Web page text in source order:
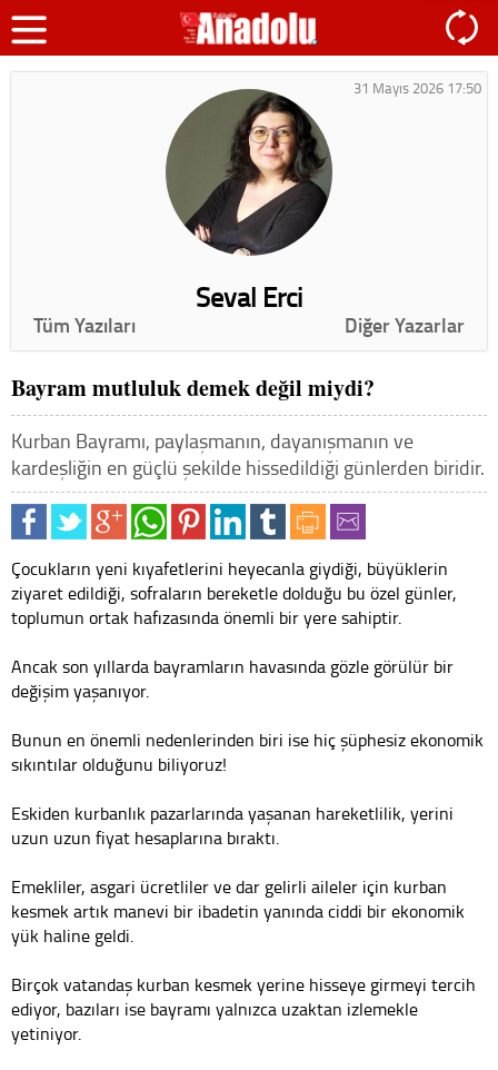
31 Mayıs 2026 17:50
Seval Erci
Tüm Yazıları Diğer Yazarlar
Bayram mutluluk demek değil miydi?
Kurban Bayramı, paylaşmanın, dayanışmanın ve
kardeşliğin en güçlü şekilde hissedildiği günlerden biridir.
Çocukların yeni kıyafetlerini heyecanla giydiği, büyüklerin
ziyaret edildiği, sofraların bereketle dolduğu bu özel günler,
toplumun ortak hafızasında önemli bir yere sahiptir.
Ancak son yıllarda bayramların havasında gözle görülür bir
değişim yaşanıyor.
Bunun en önemli nedenlerinden biri ise hiç şüphesiz ekonomik
sıkıntılar olduğunu biliyoruz!
Eskiden kurbanlık pazarlarında yaşanan hareketlilik, yerini
uzun uzun fiyat hesaplarına bıraktı.
Emekliler, asgari ücretliler ve dar gelirli aileler için kurban
kesmek artık manevi bir ibadetin yanında ciddi bir ekonomik
yük haline geldi.
Birçok vatandaş kurban kesmek yerine hisseye girmeyi tercih
ediyor, bazıları ise bayramı yalnızca uzaktan izlemekle
yetiniyor.